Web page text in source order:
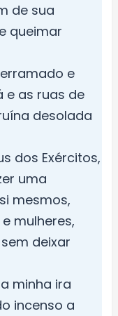
de sua
queimar
e
e as ruas de
desolada
dos Exércitos,
uma
mesmos,
mulheres,
deixar
minha ira
incenso a